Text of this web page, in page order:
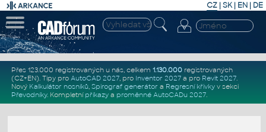
CZ | SK| EN | DE
Přes 123.000 registrovaných u nás, celkem 1.130.000registrovaných
(CZ+EN). Tipy pro AutoCAD 2027, pro Inventor 2027a pro Revit 2027.
Nový Kalkulátor nosníků, Spirograf generátor a Regresní křivkyv sekci
Převodníky. Kompletní příkazya proměnné AutoCADu 2027.